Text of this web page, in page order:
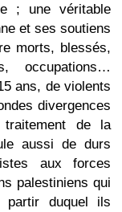
; une véritable
et ses soutiens
morts, blessés,
occupations…
ans, de violents
divergences
traitement de la
aussi de durs
aux forces
palestiniens qui
duquel ils